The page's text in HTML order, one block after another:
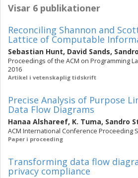
Visar 6 publikationer
Reconciling Shannon and
Lattice of Computable
Sebastian Hunt, David Sands,
Proceedings of the ACM on Programming
2016
Artikel i vetenskaplig tidskrift
Precise Analysis of Purpose
Data Flow Diagrams
Hanaa Alshareef, K. Tuma, Sandro
ACM International Conference Proceeding
Paper i proceeding
Transforming data flow
privacy compliance